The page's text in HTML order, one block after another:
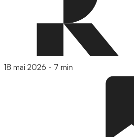
18 mai 2026 - 7 min